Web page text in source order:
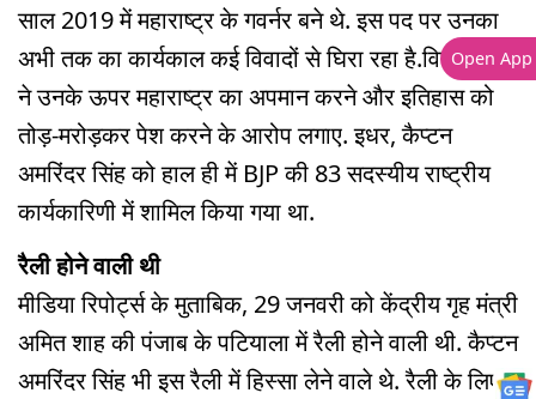
साल 2019 में महाराष्ट्र के गवर्नर बने थे. इस पद पर उनका
अभी तक का कार्यकाल कई विवादों से घिरा रहा है.विपक्षी दलों
ने उनके ऊपर महाराष्ट्र का अपमान करने और इतिहास को
तोड़-मरोड़कर पेश करने के आरोप लगाए. इधर, कैप्टन
अमरिंदर सिंह को हाल ही में BJP की 83 सदस्यीय राष्ट्रीय
कार्यकारिणी में शामिल किया गया था.
रैली होने वाली थी
मीडिया रिपोर्ट्स के मुताबिक, 29 जनवरी को केंद्रीय गृह मंत्री
अमित शाह की पंजाब के पटियाला में रैली होने वाली थी. कैप्टन
अमरिंदर सिंह भी इस रैली में हिस्सा लेने वाले थे. रैली के लिए
Open App